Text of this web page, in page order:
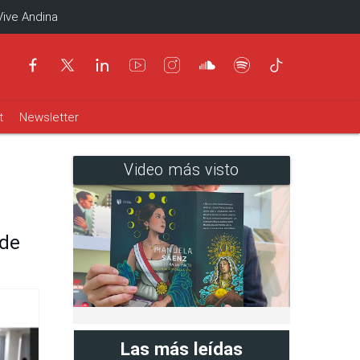
Andina
Newsletter
Video más visto
Las más leídas